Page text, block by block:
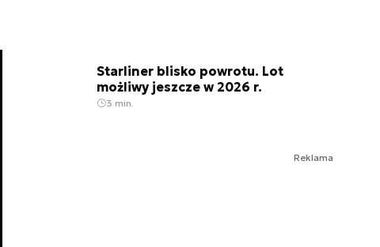
Starliner blisko powrotu. Lot
możliwy jeszcze w 2026 r.
3 min.
Reklama